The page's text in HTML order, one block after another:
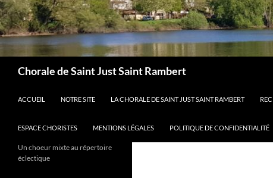
Chorale de Saint Just Saint Rambert
ACCUEIL NOTRE SITE LA CHORALE DE SAINT JUST SAINT RAMBERT
ESPACE CHORISTES MENTIONS LÉGALES POLITIQUE DE CONFIDENTIALITÉ
Un choeur mixte au répertoire
éclectique